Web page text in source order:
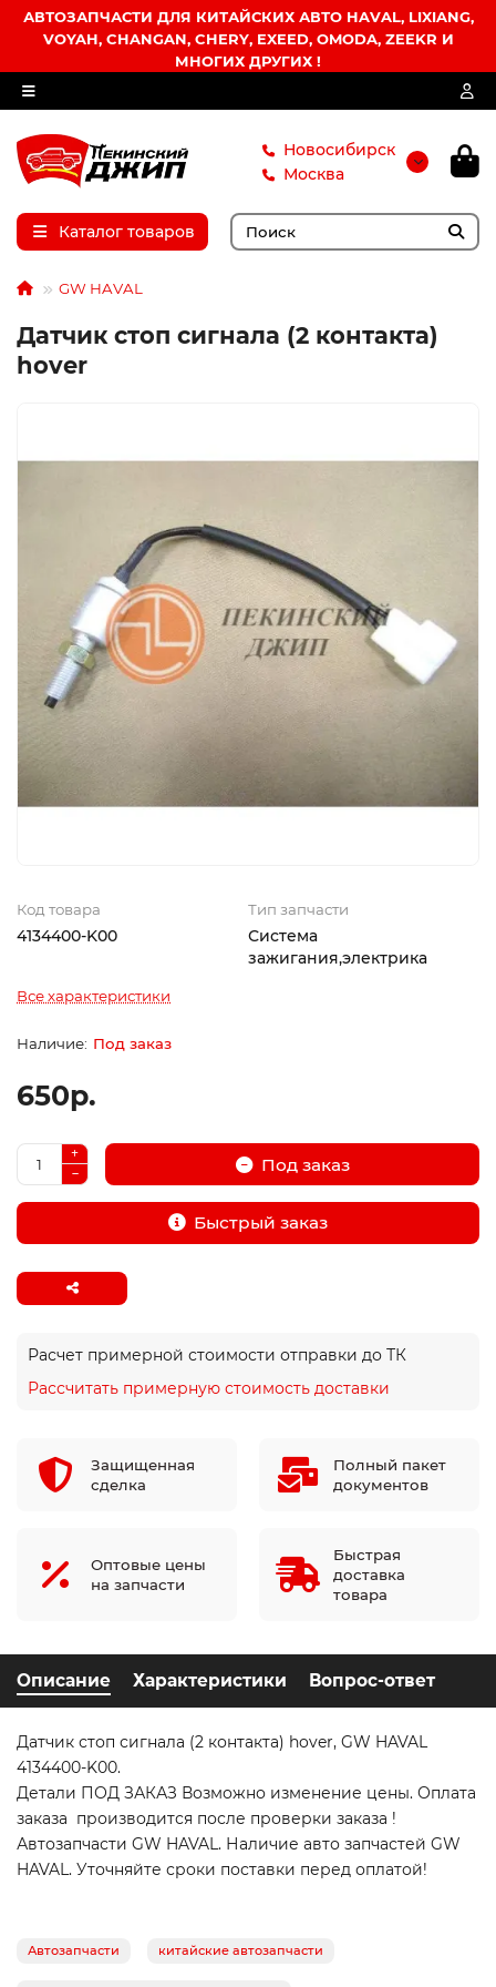
АВТОЗАПЧАСТИ ДЛЯ КИТАЙСКИХ АВТО HAVAL, LIXIANG,
VOYAH, CHANGAN, CHERY, EXEED, OMODA, ZEEKR И
МНОГИХ ДРУГИХ !
Новосибирск
Москва
Каталог товаров
GW HAVAL
Датчик стоп сигнала (2 контакта)
hover
Код товара
4134400-K00
Тип запчасти
Система
зажигания,электрика
Все характеристики
Под заказ
650р.
Под заказ
Быстрый заказ
Расчет примерной стоимости отправки до ТК
Рассчитать примерную стоимость доставки
Защищенная
сделка
Полный пакет
документов
Оптовые цены
на запчасти
Быстрая
доставка
товара
Описание Характеристики Вопрос-ответ
Датчик стоп сигнала (2 контакта) hover, GW HAVAL
4134400-K00.
Детали ПОД ЗАКАЗ Возможно изменение цены. Оплата
заказа производится после проверки заказа !
Автозапчасти GW HAVAL. Наличие авто запчастей GW
HAVAL. Уточняйте сроки поставки перед оплатой!
Автозапчасти китайские автозапчасти